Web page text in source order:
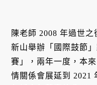
陳老師 2008 年過世
新山舉辦「國際鼓節
賽」，兩年一度，本
情關係會展延到 2021